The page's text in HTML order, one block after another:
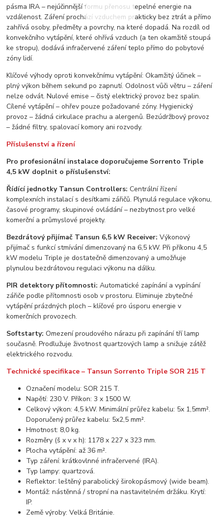
pásma IRA – nejúčinnější formu přenosu tepelné energie na
vzdálenost. Záření prochází vzduchem prakticky bez ztrát a přímo
zahřívá osoby, předměty a povrchy, na které dopadá. Na rozdíl od
konvekčního vytápění, které ohřívá vzduch (a ten okamžitě stoupá
ke stropu), dodává infračervené záření teplo přímo do pobytové
zóny lidí.
Klíčové výhody oproti konvekčnímu vytápění: Okamžitý účinek –
plný výkon během sekund po zapnutí. Odolnost vůči větru – záření
nelze odvát. Nulové emise – čistý elektrický provoz bez spalin.
Cílené vytápění – ohřev pouze požadované zóny. Hygienický
provoz – žádná cirkulace prachu a alergenů. Bezúdržbový provoz
– žádné filtry, spalovací komory ani rozvody.
Příslušenství a řízení
Pro profesionální instalace doporučujeme Sorrento Triple
4,5 kW doplnit o příslušenství:
Řídící jednotky Tansun Controllers:Centrální řízení
komplexních instalací s desítkami zářičů. Plynulá regulace výkonu,
časové programy, skupinové ovládání – nezbytnost pro velké
komerční a průmyslové projekty.
Bezdrátový přijímač Tansun 6,5 kW Receiver:Výkonový
přijímač s funkcí stmívání dimenzovaný na 6,5 kW. Při příkonu 4,5
kW modelu Triple je dostatečně dimenzovaný a umožňuje
plynulou bezdrátovou regulaci výkonu na dálku.
PIR detektory přítomnosti:Automatické zapínání a vypínání
zářiče podle přítomnosti osob v prostoru. Eliminuje zbytečné
vytápění prázdných ploch – klíčové pro úsporu energie v
komerčních provozech.
Softstarty:Omezení proudového nárazu při zapínání tří lamp
současně. Prodlužuje životnost quartzových lamp a snižuje zátěž
elektrického rozvodu.
Technické specifikace – Tansun Sorrento Triple SOR 215 T
Označení modelu: SOR 215 T.
Napětí: 230 V. Příkon: 3 x 1500 W.
Celkový výkon: 4,5 kW. Minimální průřez kabelu: 5x 1,5mm².
Doporučený průřez kabelu: 5x2,5 mm².
Hmotnost: 8,0 kg.
Rozměry (š x v x h): 1178 x 227 x 323 mm.
Plocha vytápění: až 36 m².
Typ záření: krátkovlnné infračervené (IRA).
Typ lampy: quartzová.
Reflektor: leštěný parabolický širokopásmový (wide beam).
Montáž: nástěnná / stropní na nastavitelném držáku. Krytí:
IP.
Země výroby: Velká Británie.